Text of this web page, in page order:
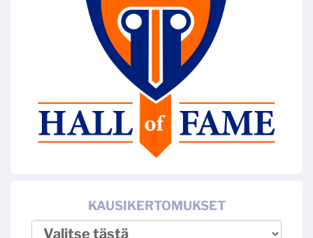
KAUSIKERTOMUKSET